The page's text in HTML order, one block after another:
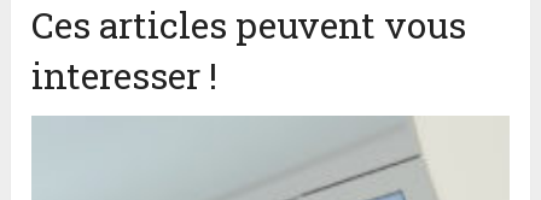
Ces articles peuvent vous
interesser !